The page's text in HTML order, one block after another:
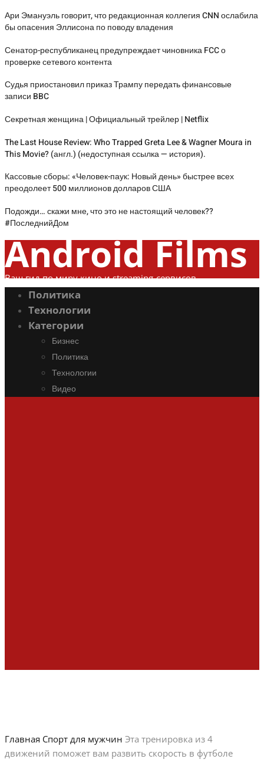
Ари Эмануэль говорит, что редакционная коллегия CNN ослабила
бы опасения Эллисона по поводу владения
Сенатор-республиканец предупреждает чиновника FCC о
проверке сетевого контента
Судья приостановил приказ Трампу передать финансовые
записи BBC
Секретная женщина | Официальный трейлер | Netflix
The Last House Review: Who Trapped Greta Lee & Wagner Moura in
This Movie? (англ.) (недоступная ссылка — история).
Кассовые сборы: «Человек-паук: Новый день» быстрее всех
преодолеет 500 миллионов долларов США
Подожди… скажи мне, что это не настоящий человек??
#ПоследнийДом
Android Films
Ваш гид по миру кино и streaming-сервисов
Политика
Технологии
Категории
Бизнес
Политика
Технологии
Видео
Главная Спорт для мужчин Эта тренировка из 4
движений поможет вам развить скорость в футболе